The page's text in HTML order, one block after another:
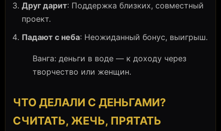
Друг дарит: Поддержка близких, совместный
проект.
Падают с неба: Неожиданный бонус, выигрыш.
Ванга: деньги в воде — к доходу через
творчество или женщин.
ЧТО ДЕЛАЛИ С ДЕНЬГАМИ?
СЧИТАТЬ, ЖЕЧЬ, ПРЯТАТЬ